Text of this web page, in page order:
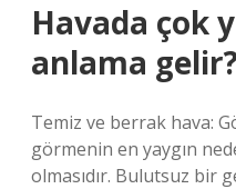
Havada çok
anlama
Temiz ve berrak hava:
görmenin en yaygın
olmasıdır. Bulutsuz bir